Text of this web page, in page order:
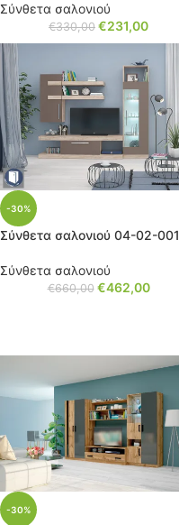
Σύνθετα σαλονιού
€330,00 €231,00
-30%
Σύνθετα σαλoνιού 04-02-001
Σύνθετα σαλονιού
€660,00 €462,00
-30%